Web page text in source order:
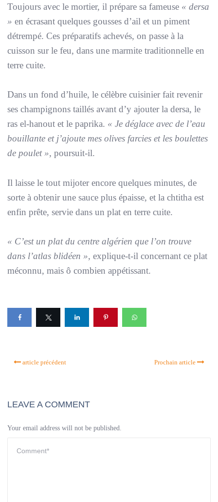
Toujours avec le mortier, il prépare sa fameuse « dersa
» en écrasant quelques gousses d’ail et un piment
détrempé. Ces préparatifs achevés, on passe à la
cuisson sur le feu, dans une marmite traditionnelle en
terre cuite.
Dans un fond d’huile, le célèbre cuisinier fait revenir
ses champignons taillés avant d’y ajouter la dersa, le
ras el-hanout et le paprika. « Je déglace avec de l’eau
bouillante et j’ajoute mes olives farcies et les boulettes
de poulet », poursuit-il.
Il laisse le tout mijoter encore quelques minutes, de
sorte à obtenir une sauce plus épaisse, et la chtitha est
enfin prête, servie dans un plat en terre cuite.
« C’est un plat du centre algérien que l’on trouve
dans l’atlas blidéen », explique-t-il concernant ce plat
méconnu, mais ô combien appétissant.
article précédent Prochain article
LEAVE A COMMENT
Your email address will not be published.